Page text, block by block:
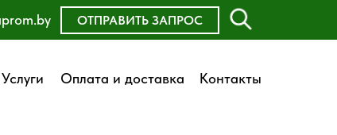
Услуги Оплата и доставка Контакты
ОТПРАВИТЬ ЗАПРОС
Услуги Оплата и доставка Контакты
ОСТАВИТЬ ЗАЯВКУ